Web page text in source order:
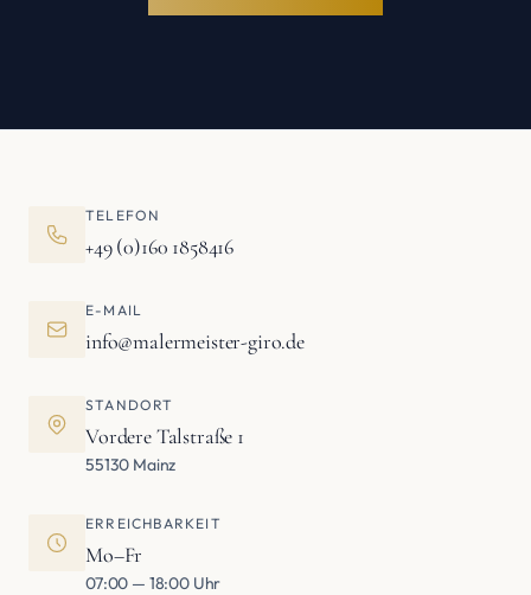
TELEFON
+49 (0)160 1858416
E-MAIL
info@malermeister-giro.de
STANDORT
Vordere Talstraße 1
55130 Mainz
ERREICHBARKEIT
Mo–Fr
07:00 — 18:00 Uhr